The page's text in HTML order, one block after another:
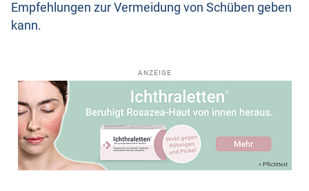
Empfehlungen zur Vermeidung von Schüben geben
kann.
ANZEIGE